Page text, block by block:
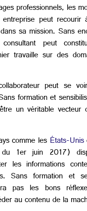
professionnels, les
peut recourir
sa mission. Sans
peut
travaille sur des
peut se
formation et
un véritable vecteur
comme les États-Unis
1er juin 2017)
les informations
Sans formation et
pas les bons
au contenu de la